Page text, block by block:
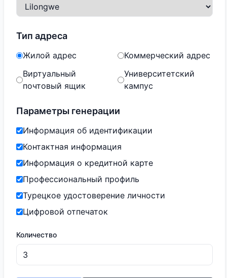
Тип адреса
Жилой адрес
Коммерческий адрес
Виртуальный
почтовый ящик
Университетский
кампус
Параметры генерации
Информация об идентификации
Контактная информация
Информация о кредитной карте
Профессиональный профиль
Турецкое удостоверение личности
Цифровой отпечаток
Количество